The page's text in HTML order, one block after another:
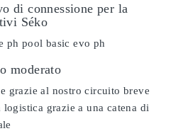
di connessione per la
Séko
ph pool basic evo ph
moderato
grazie al nostro circuito breve
grazie a una catena di